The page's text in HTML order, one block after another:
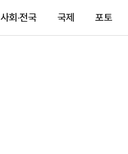
사회·전국 국제 포토